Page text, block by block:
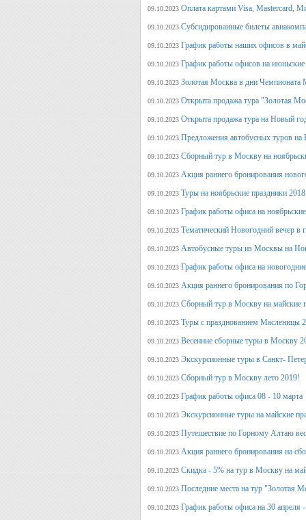
09.10.2023 Оплата картами Visa, Mastercard,
09.10.2023 Субсидированные билеты
09.10.2023 График работы наших офисов в
09.10.2023 График работы офисов на
09.10.2023 Золотая Москва в дни Чемпионата
09.10.2023 Открыта продажа тура "Золотая
09.10.2023 Открыта продажа тура на Новый
09.10.2023 Предложения автобусных туров
09.10.2023 Сборный тур в Москву на
09.10.2023 Акция раннего бронирования
09.10.2023 Туры на ноябрьские праздники 2018
09.10.2023 График работы офиса на
09.10.2023 Тематический Новогодний вечер
09.10.2023 Автобусные туры из Москвы на
09.10.2023 График работы офиса на
09.10.2023 Акция раннего бронирования по
09.10.2023 Сборный тур в Москву на майские
09.10.2023 Туры с празднованием Масленицы
09.10.2023 Весенние сборные туры в Москву
09.10.2023 Экскурсионные туры в Санкт-
09.10.2023 Сборный тур в Москву лето 2019!
09.10.2023 График работы офиса 08 - 10 марта
09.10.2023 Экскурсионные туры на майские
09.10.2023 Путешествие по Горному Алтаю
09.10.2023 Акция раннего бронирования на
09.10.2023 Скидка - 5% на тур в Москву на
09.10.2023 Последние места на тур "Золотая
09.10.2023 График работы офиса на 30 апреля